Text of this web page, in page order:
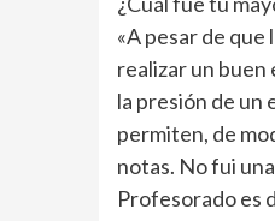
«A pesar de
realizar un buen
la presión de un
permiten, de
notas. No fui
Profesorado es